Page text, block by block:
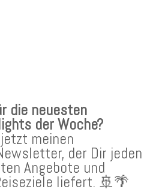
die neuesten
der Woche?
meinen
der Dir jeden
Angebote und
liefert. 🚢🌴